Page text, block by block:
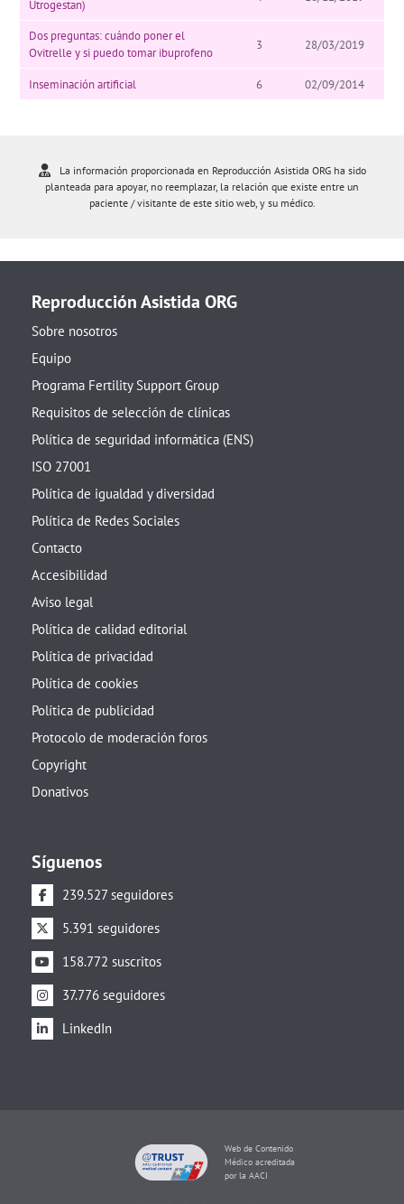
Utrogestan)
Dos preguntas: cuándo poner el
Ovitrelle y si puedo tomar ibuprofeno
3 28/03/2019
Inseminación artificial 6 02/09/2014
La información proporcionada en Reproducción Asistida ORG ha sido
planteada para apoyar, no reemplazar, la relación que existe entre un
paciente / visitante de este sitio web, y su médico.
Reproducción Asistida ORG
Sobre nosotros
Equipo
Programa Fertility Support Group
Requisitos de selección de clínicas
Política de seguridad informática (ENS)
ISO 27001
Política de igualdad y diversidad
Política de Redes Sociales
Contacto
Accesibilidad
Aviso legal
Política de calidad editorial
Política de privacidad
Política de cookies
Política de publicidad
Protocolo de moderación foros
Copyright
Donativos
Síguenos
239.527 seguidores
5.391 seguidores
158.772 suscritos
37.776 seguidores
LinkedIn
Web de Contenido
Médico acreditada
por la AACI